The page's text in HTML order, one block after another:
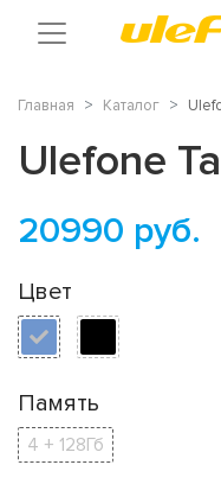
Главная Каталог
Ulefone
20990 руб.
Цвет
Память
4 + 128Гб